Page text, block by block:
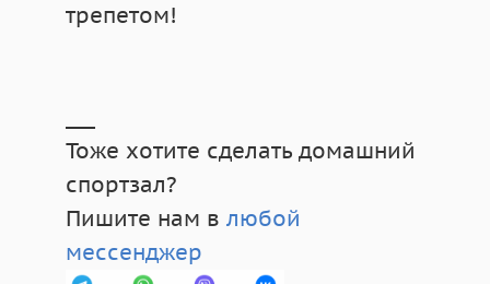
трепетом!
Тоже хотите сделать домашний
спортзал?
Пишите нам в любой
мессенджер